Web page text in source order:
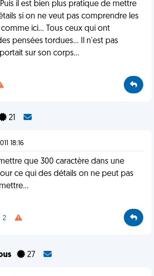
il est bien plus pratique de mettre
si on ne veut pas comprendre les
ici... Tous ceux qui ont
pensées tordues... Il n'est pas
sur son corps...
21
18:16
que 300 caractère dans une
ce qui des détails on ne peut pas
2
27